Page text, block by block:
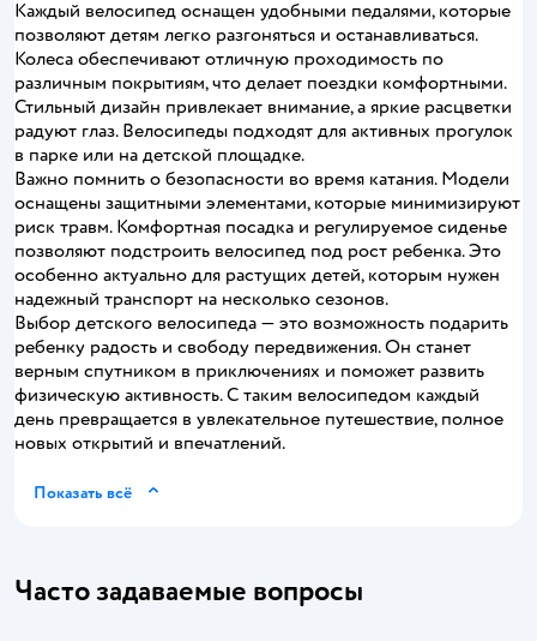
Каждый велосипед оснащен удобными педалями, которые
позволяют детям легко разгоняться и останавливаться.
Колеса обеспечивают отличную проходимость по
различным покрытиям, что делает поездки комфортными.
Стильный дизайн привлекает внимание, а яркие расцветки
радуют глаз. Велосипеды подходят для активных прогулок
в парке или на детской площадке.
Важно помнить о безопасности во время катания. Модели
оснащены защитными элементами, которые минимизируют
риск травм. Комфортная посадка и регулируемое сиденье
позволяют подстроить велосипед под рост ребенка. Это
особенно актуально для растущих детей, которым нужен
надежный транспорт на несколько сезонов.
Выбор детского велосипеда — это возможность подарить
ребенку радость и свободу передвижения. Он станет
верным спутником в приключениях и поможет развить
физическую активность. С таким велосипедом каждый
день превращается в увлекательное путешествие, полное
новых открытий и впечатлений.
Показать всё
Часто задаваемые вопросы